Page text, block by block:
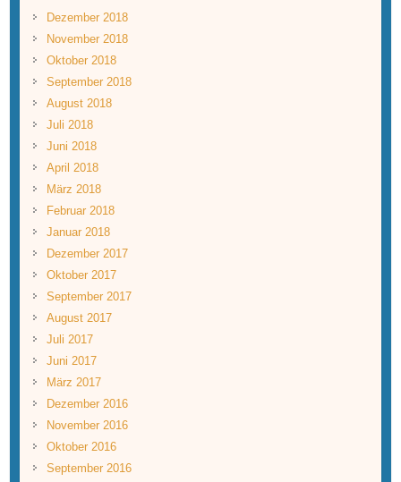
Dezember 2018
November 2018
Oktober 2018
September 2018
August 2018
Juli 2018
Juni 2018
April 2018
März 2018
Februar 2018
Januar 2018
Dezember 2017
Oktober 2017
September 2017
August 2017
Juli 2017
Juni 2017
März 2017
Dezember 2016
November 2016
Oktober 2016
September 2016